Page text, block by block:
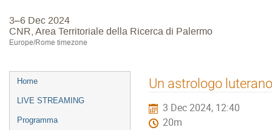
3–6 Dec 2024
CNR, Area Territoriale della Ricerca di Palermo
Europe/Rome timezone
Event
menu
Home
LIVE STREAMING
Programma
Un astrologo
3 Dec 2024, 12:40
20m